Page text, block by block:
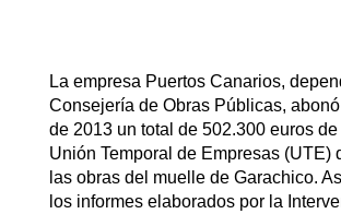
La empresa Puertos Canarios,
Consejería de Obras Públicas,
de 2013 un total de 502.300 euros de
Unión Temporal de Empresas (UTE)
las obras del muelle de Garachico.
los informes elaborados por la